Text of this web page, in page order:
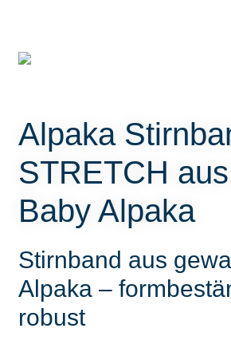
Alpaka
STRETCH
Baby Alpaka
Stirnband aus
Alpaka –
robust